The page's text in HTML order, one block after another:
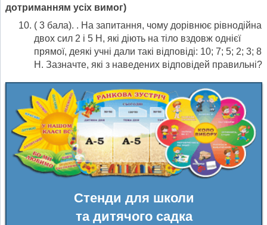
дотриманням усіх вимог)
( 3 бала). . На запитання, чому дорівнює рівнодійна
двох сил 2 і 5 Н, які діють на тіло вздовж однієї
прямої, деякі учні дали такі відповіді: 10; 7; 5; 2; 3; 8
Н. Зазначте, які з наведених відповідей правильні?
Стенди для школи
та дитячого садка